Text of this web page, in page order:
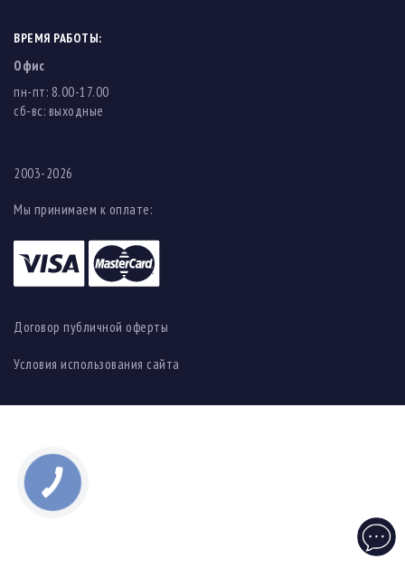
ВРЕМЯ РАБОТЫ:
Офис
пн-пт: 8.00-17.00
cб-вс: выходные
2003-2026
Мы принимаем к оплате:
Договор публичной оферты
Условия использования сайта
Чат